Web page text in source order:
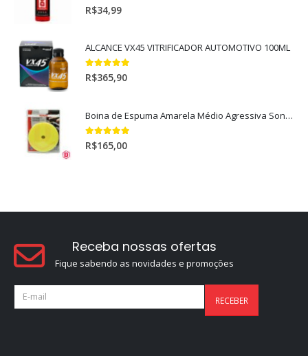
5.00out of 5
R$34,99
ALCANCE VX45 VITRIFICADOR AUTOMOTIVO 100ML
5.00out of 5
R$365,90
Boina de Espuma Amarela Médio Agressiva Sonax (5")
5.00out of 5
R$165,00
Receba nossas ofertas
Fique sabendo as novidades e promoções